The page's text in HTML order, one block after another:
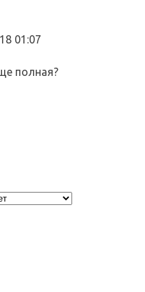
01:07
полная?